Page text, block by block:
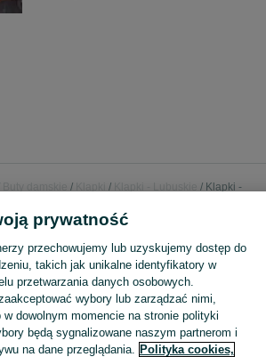
Buty damskie Klapki Klapki - Lubuskie
Klapki -
Szeroki wybór klapek damskich Zielona Góra ▶️ skórzane, gumowe, na platformie i letnie ✅ Nowe i używane w atrakcyjnych cenach ✌ Znajdź oferty na OLX.pl! Zobacz
prywatność
przechowujemy lub uzyskujemy dostęp do
takich jak unikalne identyfikatory w
przetwarzania danych osobowych.
wybory lub zarządzać nimi,
w dowolnym momencie na stronie polityki
będą sygnalizowane naszym partnerom i
na dane przeglądania. Polityka cookies,